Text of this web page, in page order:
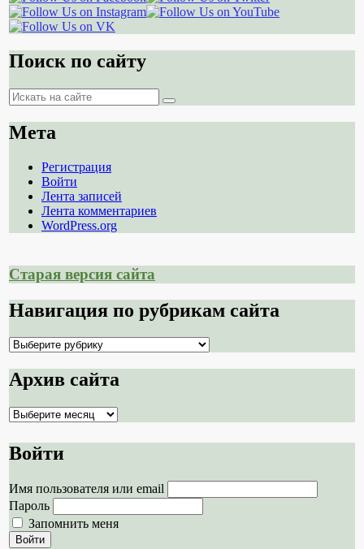
Поиск по сайту
Поиск
Поиск
Мета
Регистрация
Войти
Лента записей
Лента комментариев
WordPress.org
Старая версия сайта
Навигация по рубрикам сайта
Навигация
рубрикам
сайта
Архив сайта
Архив
Войти
Имя пользователя или email
Пароль
Запомнить меня
Войти